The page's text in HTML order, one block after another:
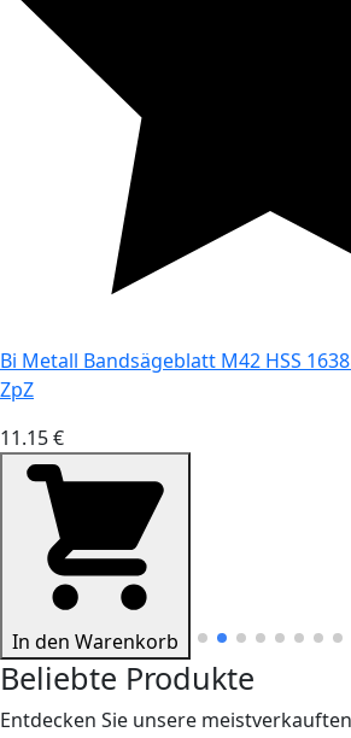
Bi Metall Bandsägeblatt M42 HSS
ZpZ
11.15 €
In den Warenkorb
Beliebte Produkte
Entdecken Sie unsere